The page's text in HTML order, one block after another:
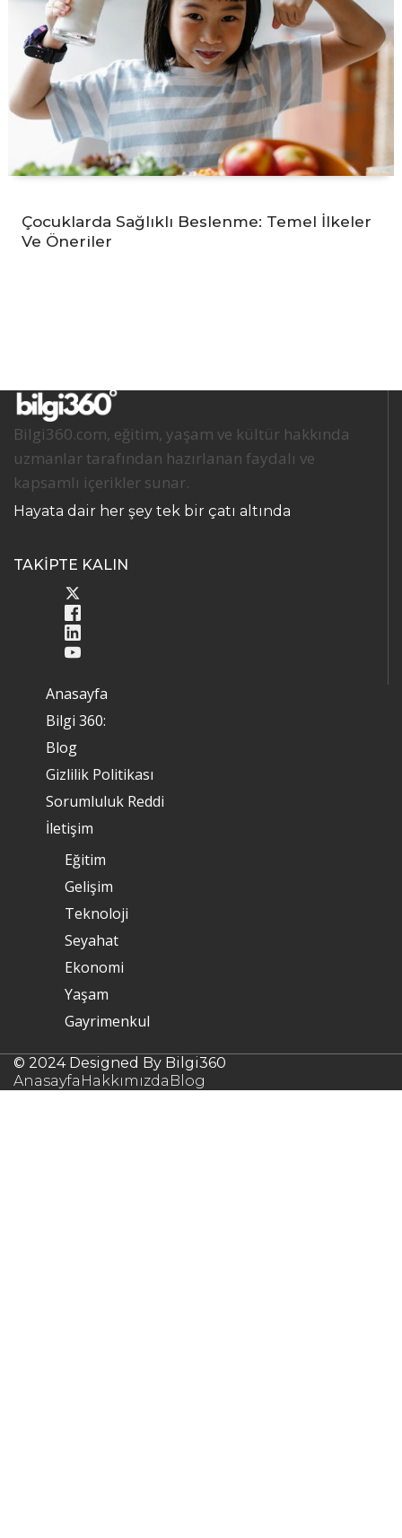
Çocuklarda Sağlıklı Beslenme: Temel İlkeler
Ve Öneriler
Bilgi360.com, eğitim, yaşam ve kültür hakkında
uzmanlar tarafından hazırlanan faydalı ve
kapsamlı içerikler sunar.
Hayata dair her şey tek bir çatı altında
TAKİPTE KALIN
Anasayfa
Bilgi 360:
Blog
Gizlilik Politikası
Sorumluluk Reddi
İletişim
Eğitim
Gelişim
Teknoloji
Seyahat
Ekonomi
Yaşam
Gayrimenkul
© 2024 Designed By Bilgi360
Anasayfa Hakkımızda Blog